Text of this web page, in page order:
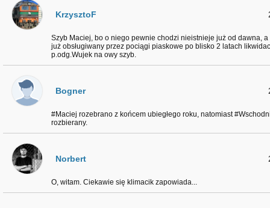
KrzysztoF
Szyb Maciej, bo o niego pewnie chodzi nieistnieje już od dawna,
już obsługiwany przez pociągi piaskowe po blisko 2 latach
p.odg.Wujek na owy szyb.
Bogner
#Maciej rozebrano z końcem ubiegłego roku, natomiast
rozbierany.
Norbert
O, witam. Ciekawie się klimacik zapowiada...